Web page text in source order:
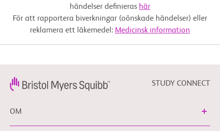
händelser definieras här
För att rapportera biverkningar (oönskade händelser) eller
reklamera ett läkemedel: Medicinsk information
STUDY CONNECT
OM